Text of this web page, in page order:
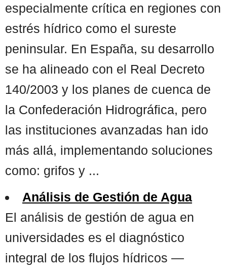
especialmente crítica en regiones con
estrés hídrico como el sureste
peninsular. En España, su desarrollo
se ha alineado con el Real Decreto
140/2003 y los planes de cuenca de
la Confederación Hidrográfica, pero
las instituciones avanzadas han ido
más allá, implementando soluciones
como: grifos y ...
Análisis de Gestión de Agua
El análisis de gestión de agua en
universidades es el diagnóstico
integral de los flujos hídricos —